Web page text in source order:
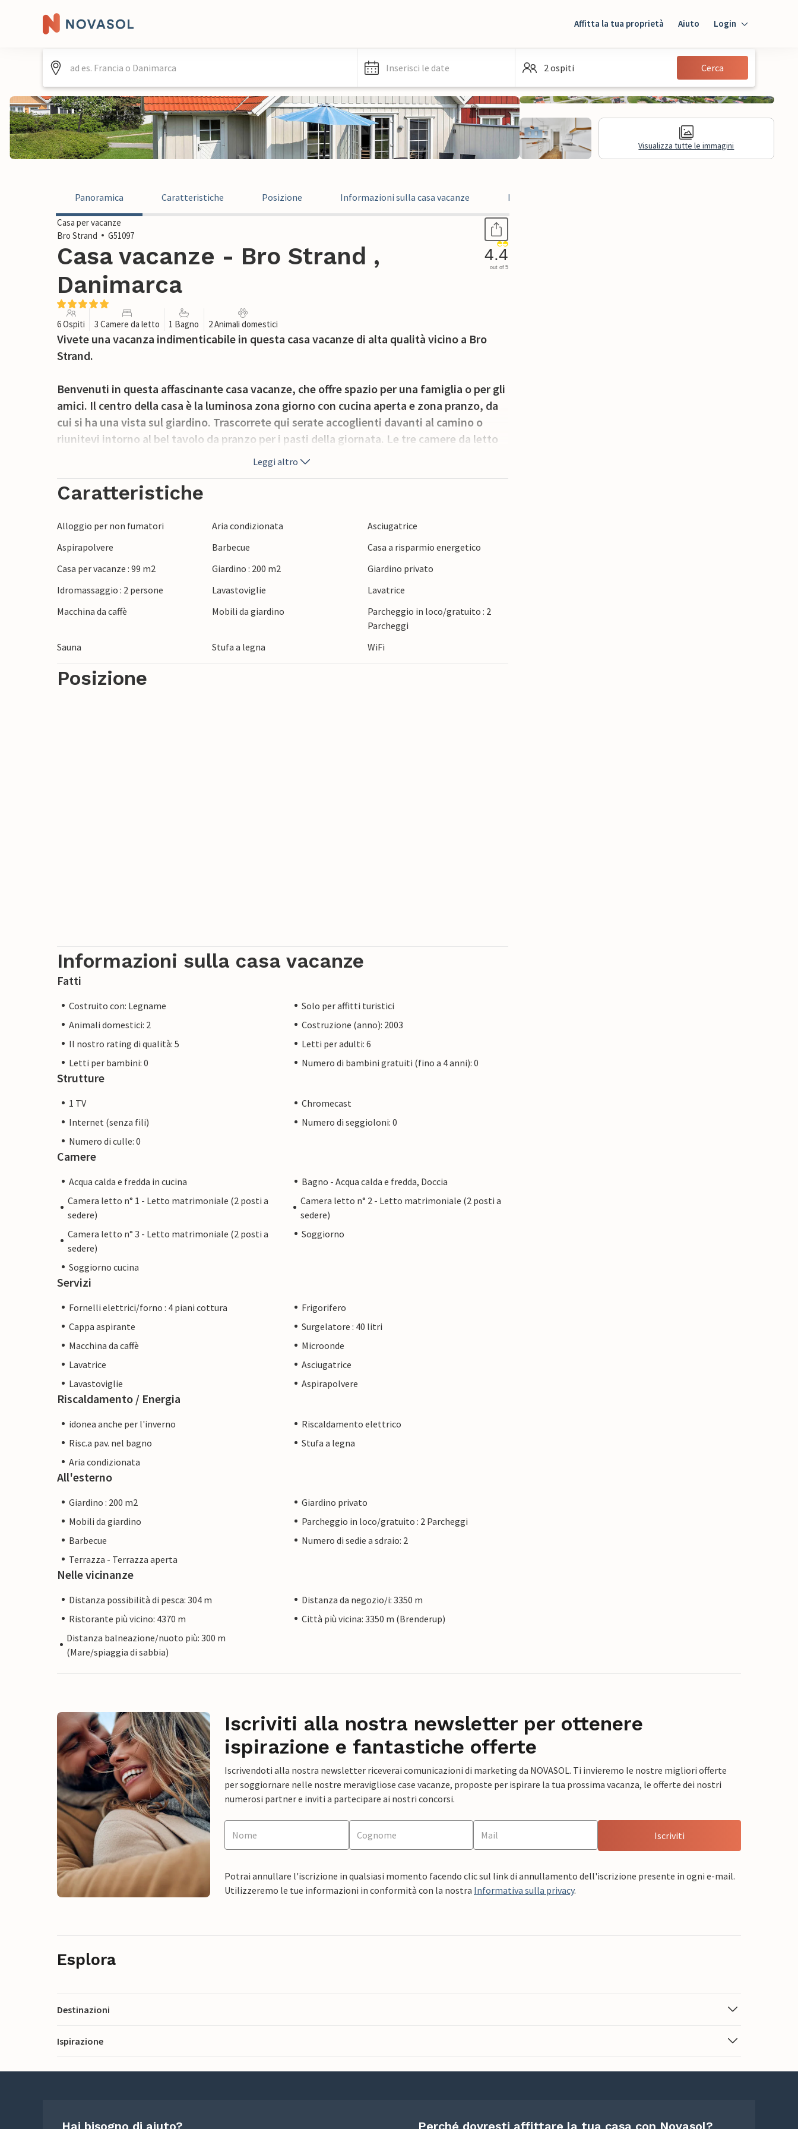
Affitta la tua proprietà Aiuto Login
Ospiti
Inserisci le date 2 ospiti Cerca
Visualizza tutte le immagini
Panoramica Caratteristiche Posizione Informazioni sulla casa vacanze Recensioni
Casa per vacanze
Bro Strand
G51097
Casa vacanze - Bro Strand ,
Danimarca
4.4
out of 5
6 Ospiti 3 Camere da letto 1 Bagno 2 Animali domestici
Vivete una vacanza indimenticabile in questa casa vacanze di alta qualità vicino a Bro
Strand.
Benvenuti in questa affascinante casa vacanze, che offre spazio per una famiglia o per gli
amici. Il centro della casa è la luminosa zona giorno con cucina aperta e zona pranzo, da
cui si ha una vista sul giardino. Trascorrete qui serate accoglienti davanti al camino o
riunitevi intorno al bel tavolo da pranzo per i pasti della giornata. Le tre camere da letto
sono tutte dotate di letti matrimoniali e offrono un buon rifugio dopo una lunga giornata
di vacanza. A vostra disposizione anche un bagno, una sauna e una vasca idromassaggio.
alla buona posizione della casa, è possibile raggiungere il mare e la spiaggia di sabbia
Odense o a Kolding.
Non vedete l'ora di trascorrere una vacanza rilassante in questa confortevole casa
vacanze!
Leggi altro
Caratteristiche
Alloggio per non fumatori Aria condizionata
Asciugatrice
Aspirapolvere
Barbecue
Casa a risparmio energetico
Casa per vacanze : 99 m2
Giardino : 200 m2
Giardino privato
Idromassaggio : 2 persone
Lavastoviglie
Lavatrice
Macchina da caffè
Mobili da giardino
Parcheggio in loco/gratuito : 2
Parcheggi
Sauna
Stufa a legna WiFi
Posizione
Informazioni sulla casa vacanze
Fatti
Costruito con: Legname
Solo per affitti turistici
Animali domestici: 2
Costruzione (anno): 2003
Il nostro rating di qualità: 5
Letti per adulti: 6
Letti per bambini: 0
Numero di bambini gratuiti (fino a 4 anni): 0
Strutture
1 TV
Chromecast
Internet (senza fili)
Numero di seggioloni: 0
Numero di culle: 0
Camere
Acqua calda e fredda in cucina
Bagno - Acqua calda e fredda, Doccia
Camera letto n° 1 - Letto matrimoniale (2 posti a
sedere)
Camera letto n° 2 - Letto matrimoniale (2 posti a
sedere)
Camera letto n° 3 - Letto matrimoniale (2 posti a
sedere)
Soggiorno
Soggiorno cucina
Servizi
Fornelli elettrici/forno : 4 piani cottura
Frigorifero
Cappa aspirante
Surgelatore : 40 litri
Macchina da caffè
Microonde
Lavatrice
Asciugatrice
Lavastoviglie
Aspirapolvere
Riscaldamento / Energia
idonea anche per l'inverno
Riscaldamento elettrico
Risc.a pav. nel bagno
Stufa a legna
Aria condizionata
All'esterno
Giardino : 200 m2
Giardino privato
Mobili da giardino
Parcheggio in loco/gratuito : 2 Parcheggi
Barbecue
Numero di sedie a sdraio: 2
Terrazza - Terrazza aperta
Nelle vicinanze
Distanza possibilità di pesca: 304 m
Distanza da negozio/i: 3350 m
Ristorante più vicino: 4370 m
Città più vicina: 3350 m (Brenderup)
Distanza balneazione/nuoto più: 300 m
(Mare/spiaggia di sabbia)
Iscriviti alla nostra newsletter per ottenere
ispirazione e fantastiche offerte
Iscrivendoti alla nostra newsletter riceverai comunicazioni di marketing da NOVASOL. Ti invieremo le nostre migliori offerte
per soggiornare nelle nostre meravigliose case vacanze, proposte per ispirare la tua prossima vacanza, le offerte dei nostri
numerosi partner e inviti a partecipare ai nostri concorsi.
Iscriviti
Potrai annullare l'iscrizione in qualsiasi momento facendo clic sul link di annullamento dell'iscrizione presente in ogni e-mail.
Utilizzeremo le tue informazioni in conformità con la nostra Informativa sulla privacy.
Esplora
Destinazioni
Ispirazione
Hai bisogno di aiuto? Perché dovresti affittare la tua casa con Novasol?